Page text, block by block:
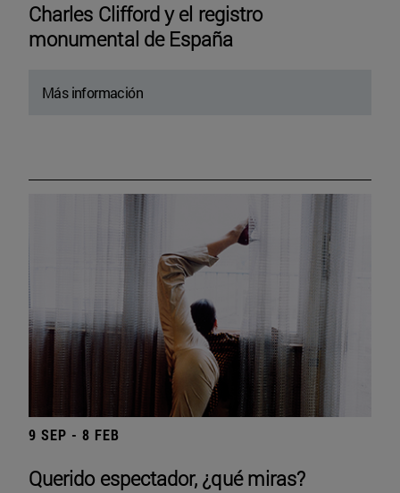
Charles Clifford y el registro
monumental de España
Más información
9 SEP - 8 FEB
Querido espectador, ¿qué miras?